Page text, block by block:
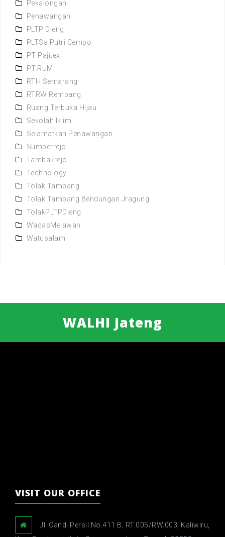
Pekalongan
Penawangan
PLTP Dieng
PLTSa Putri Cempo
PT Pajitex
PT.RUM
RTH Semarang
RTRW Rembang
Ruang Terbuka Hijau
Sekolah Iklim
Selamatkan Penawangan
Sumberrejo
Tambakrejo
Technology
Tolak Tambang
Tolak Tambang Bendungan Jragung
TolakPLTPDieng
WadasMelawan
Watusalam
WALHI Jateng
VISIT OUR OFFICE
Jl. Candi Persil No.411 B, RT.005/RW.003, Kaliwiru,